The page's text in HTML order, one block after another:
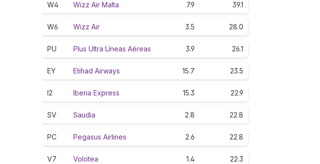
W4 Wizz Air Malta 7.9 39.1
W6 Wizz Air 3.5 28.0
PU Plus Ultra Líneas Aéreas 3.9 26.1
EY Etihad Airways 15.7 23.5
I2 Iberia Express 15.3 22.9
SV Saudia 2.8 22.8
PC Pegasus Airlines 2.6 22.8
V7 Volotea 1.4 22.3